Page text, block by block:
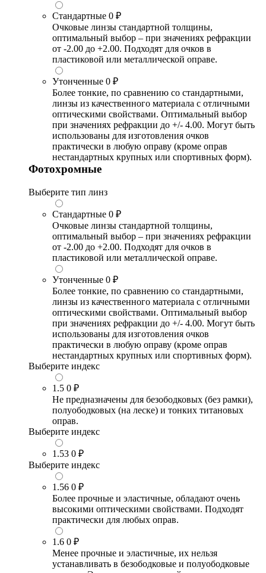
Стандартные 0 ₽
Очковые линзы стандартной толщины,
оптимальный выбор – при значениях рефракции
от -2.00 до +2.00. Подходят для очков в
пластиковой или металлической оправе.
Утонченные 0 ₽
Более тонкие, по сравнению со стандартными,
линзы из качественного материала с отличными
оптическими свойствами. Оптимальный выбор
при значениях рефракции до +/- 4.00. Могут быть
использованы для изготовления очков
практически в любую оправу (кроме оправ
нестандартных крупных или спортивных форм).
Фотохромные
Выберите тип линз
Стандартные 0 ₽
Очковые линзы стандартной толщины,
оптимальный выбор – при значениях рефракции
от -2.00 до +2.00. Подходят для очков в
пластиковой или металлической оправе.
Утонченные 0 ₽
Более тонкие, по сравнению со стандартными,
линзы из качественного материала с отличными
оптическими свойствами. Оптимальный выбор
при значениях рефракции до +/- 4.00. Могут быть
использованы для изготовления очков
практически в любую оправу (кроме оправ
нестандартных крупных или спортивных форм).
Выберите индекс
1.5 0 ₽
Не предназначены для безободковых (без рамки),
полуободковых (на леске) и тонких титановых
оправ.
Выберите индекс
1.53 0 ₽
Выберите индекс
1.56 0 ₽
Более прочные и эластичные, обладают очень
высокими оптическими свойствами. Подходят
практически для любых оправ.
1.6 0 ₽
Менее прочные и эластичные, их нельзя
устанавливать в безободковые и полуободковые